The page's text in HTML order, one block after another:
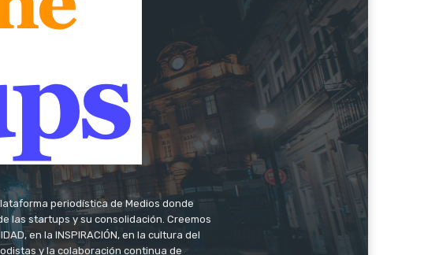
periodística de Medios donde
las startups y su consolidación. Creemos
en la INSPIRACIÓN, en la cultura del
y la colaboración continua de